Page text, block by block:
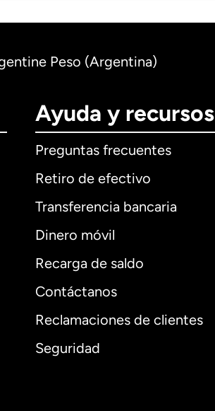
Peso (Argentina)
Ayuda y recursos
Preguntas frecuentes
Retiro de efectivo
Transferencia bancaria
Dinero móvil
Recarga de saldo
Contáctanos
Reclamaciones de clientes
Seguridad